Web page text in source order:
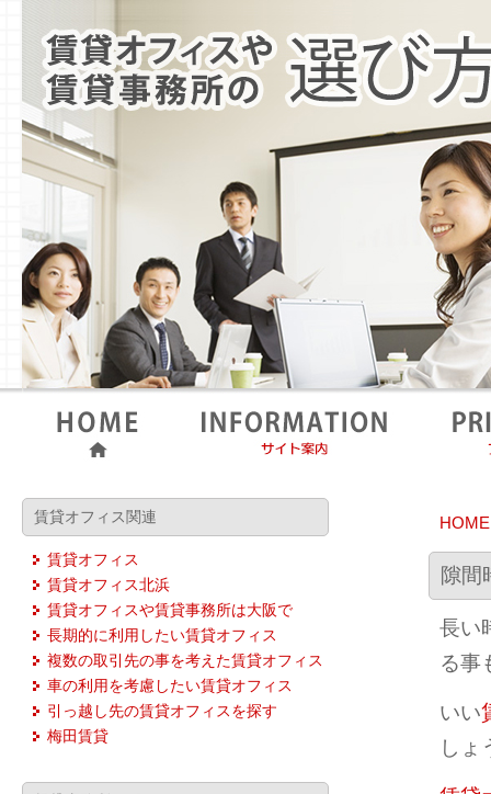
賃貸オフィス関連
賃貸オフィス
賃貸オフィス北浜
賃貸オフィスや賃貸事務所は大阪で
長期的に利用したい賃貸オフィス
複数の取引先の事を考えた賃貸オフィス
車の利用を考慮したい賃貸オフィス
引っ越し先の賃貸オフィスを探す
梅田賃貸
HOME
隙間
長い
る事
いい
しょ